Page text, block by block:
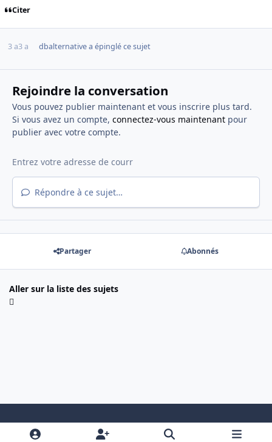
Citer
3 a3 a dbalternativea épinglé ce sujet
Rejoindre la conversation
Vous pouvez publier maintenant et vous inscrire plus tard.
Si vous avez un compte, connectez-vous maintenantpour
publier avec votre compte.
Répondre à ce sujet…
Partager Abonnés
Aller sur la liste des sujets
Light ModeDark ModeSystem Preference